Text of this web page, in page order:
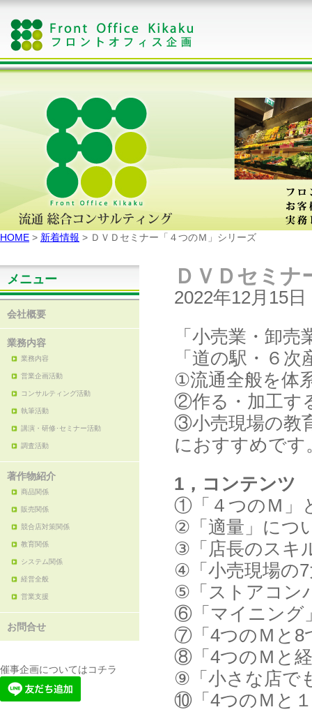
HOME > 新着情報 > ＤＶＤセミナー「４つのＭ」シリーズ
メニュー
会社概要
業務内容
業務内容
営業企画活動
コンサルティング活動
執筆活動
講演・研修･セミナー活動
調査活動
著作物紹介
商品関係
販売関係
競合店対策関係
教育関係
システム関係
経営全般
営業支援
お問合せ
催事企画についてはコチラ
ＤＶＤセミナ
2022年12月15日
「小売業・卸
「道の駅・６
①流通全般を体
②作る・加工す
③小売現場の教
におすすめです
1，コンテンツ
①「４つのＭ」
②「適量」につ
③「店長のスキ
④「小売現場の
⑤「ストアコン
⑥「マイニング
⑦「4つのＭと8
⑧「4つのＭと
⑨「小さな店で
⑩「4つのＭと